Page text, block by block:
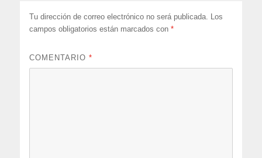
Tu dirección de correo electrónico no será publicada. Los
campos obligatorios están marcados con*
COMENTARIO*